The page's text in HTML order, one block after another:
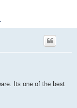
Its one of the best